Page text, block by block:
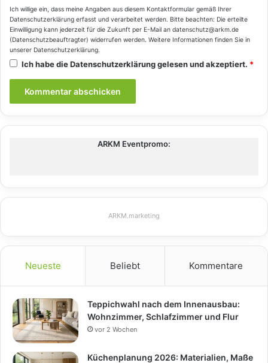
Ich willige ein, dass meine Angaben aus diesem Kontaktformular gemäß Ihrer
Datenschutzerklärung erfasst und verarbeitet werden. Bitte beachten: Die erteilte
Einwilligung kann jederzeit für die Zukunft per E-Mail an datenschutz@arkm.de
(Datenschutzbeauftragter) widerrufen werden. Weitere Informationen finden Sie in
unserer Datenschutzerklärung.
Ich habe dieDatenschutzerklärunggelesen und akzeptiert. *
ARKM Eventpromo:
ARKM.marketing
Neueste Beliebt Kommentare
Teppichwahl nach dem Innenausbau:
Wohnzimmer, Schlafzimmer und Flur
vor 2 Wochen
Küchenplanung 2026: Materialien, Maße